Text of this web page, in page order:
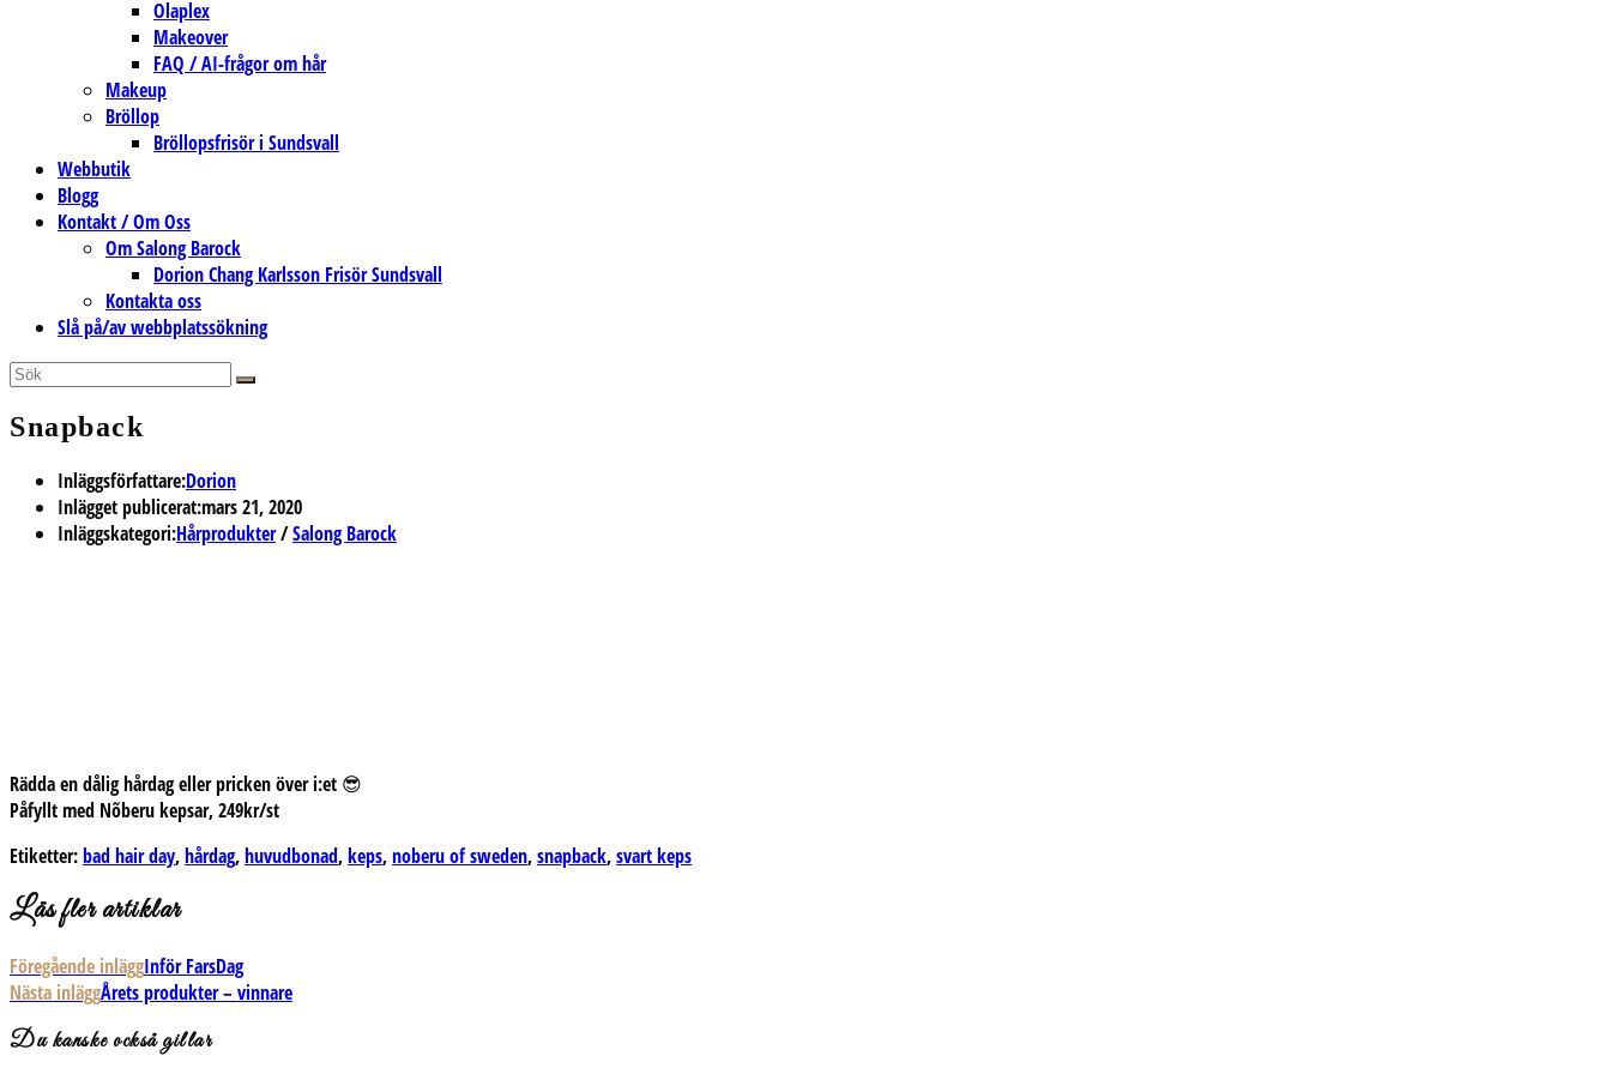
Olaplex
Makeover
FAQ / AI-frågor om hår
Makeup
Bröllop
Bröllopsfrisör i Sundsvall
Webbutik
Blogg
Kontakt / Om Oss
Om Salong Barock
Dorion Chang Karlsson Frisör Sundsvall
Kontakta oss
Slå på/av webbplatssökning
Snapback
Inläggsförfattare:Dorion
Inlägget publicerat:mars 21, 2020
Inläggskategori:Hårprodukter/Salong Barock
Rädda en dålig hårdag eller pricken över i:et 😎
Påfyllt med Nõberu kepsar, 249kr/st
Etiketter:bad hair day,hårdag,huvudbonad,keps,noberu of sweden,snapback,svart keps
Läs fler artiklar
Föregående inläggInför FarsDag
Nästa inläggÅrets produkter – vinnare
Du kanske också gillar